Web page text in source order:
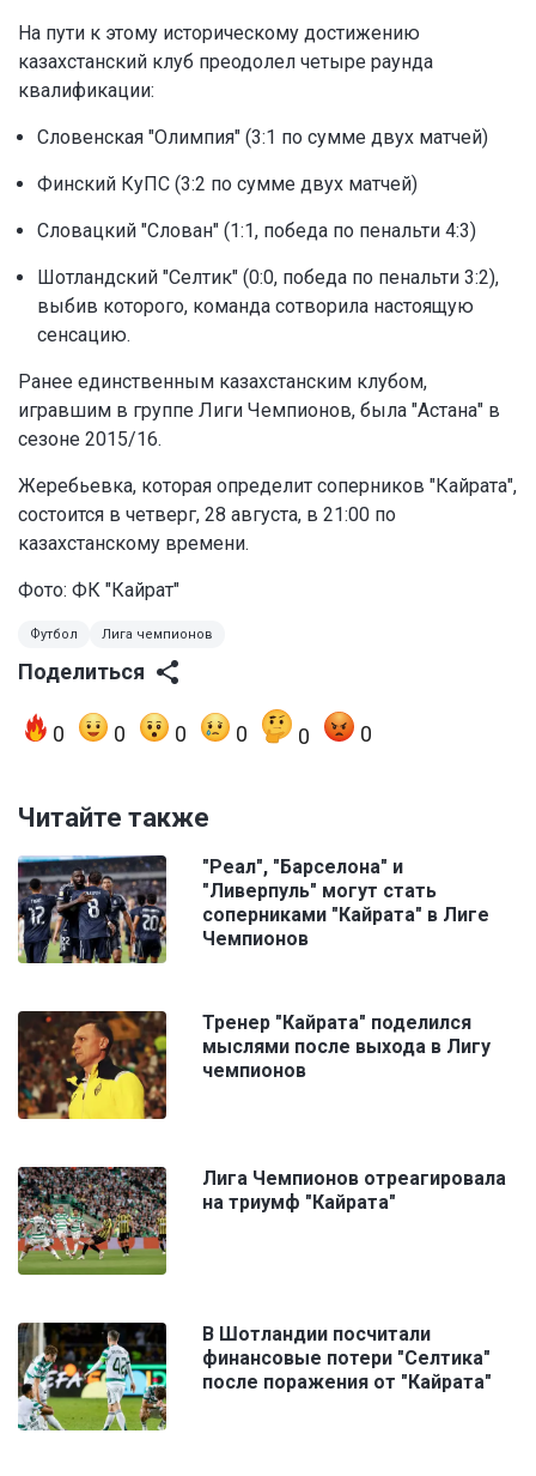
На пути к этому историческому достижению
казахстанский клуб преодолел четыре раунда
квалификации:
Словенская "Олимпия" (3:1 по сумме двух матчей)
Финский КуПС (3:2 по сумме двух матчей)
Словацкий "Слован" (1:1, победа по пенальти 4:3)
Шотландский "Селтик" (0:0, победа по пенальти 3:2),
выбив которого, команда сотворила настоящую
сенсацию.
Ранее единственным казахстанским клубом,
игравшим в группе Лиги Чемпионов, была "Астана" в
сезоне 2015/16.
Жеребьевка, которая определит соперников "Кайрата",
состоится в четверг, 28 августа, в 21:00 по
казахстанскому времени.
Фото: ФК "Кайрат"
Футбол Лига чемпионов
Поделиться
0 0 0 0 0 0
Читайте также
"Реал", "Барселона" и
"Ливерпуль" могут стать
соперниками "Кайрата" в Лиге
Чемпионов
Тренер "Кайрата" поделился
мыслями после выхода в Лигу
чемпионов
Лига Чемпионов отреагировала
на триумф "Кайрата"
В Шотландии посчитали
финансовые потери "Селтика"
после поражения от "Кайрата"